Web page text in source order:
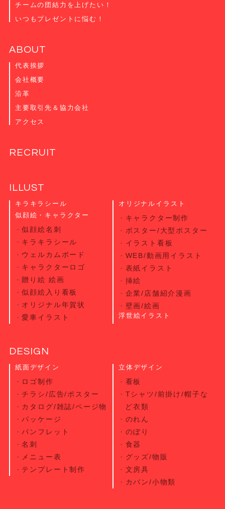
チームの団結力を上げたい！
いつもプレゼントに悩む！
ABOUT
代表挨拶
会社概要
沿革
主要取引先＆協力会社
アクセス
RECRUIT
ILLUST
キラキラシール
似顔絵・キャラクター
似顔絵名刺
キラキラシール
ウェルカムボード
キャラクターロゴ
贈り絵 絵画
似顔絵入り看板
オリジナル年賀状
愛車イラスト
オリジナルイラスト
キャラクター制作
ポスター/大型ポスター
イラスト看板
WEB/動画用イラスト
表紙イラスト
挿絵
企業/店舗紹介漫画
壁画/絵画
浮世絵イラスト
DESIGN
紙面デザイン
ロゴ制作
チラシ/広告/ポスター
カタログ/雑誌/ページ物
パッケージ
パンフレット
名刺
メニュー表
テンプレート制作
立体デザイン
看板
Tシャツ/前掛け/帽子な
ど衣類
のれん
のぼり
食器
グッズ/物販
文房具
カバン/小物類